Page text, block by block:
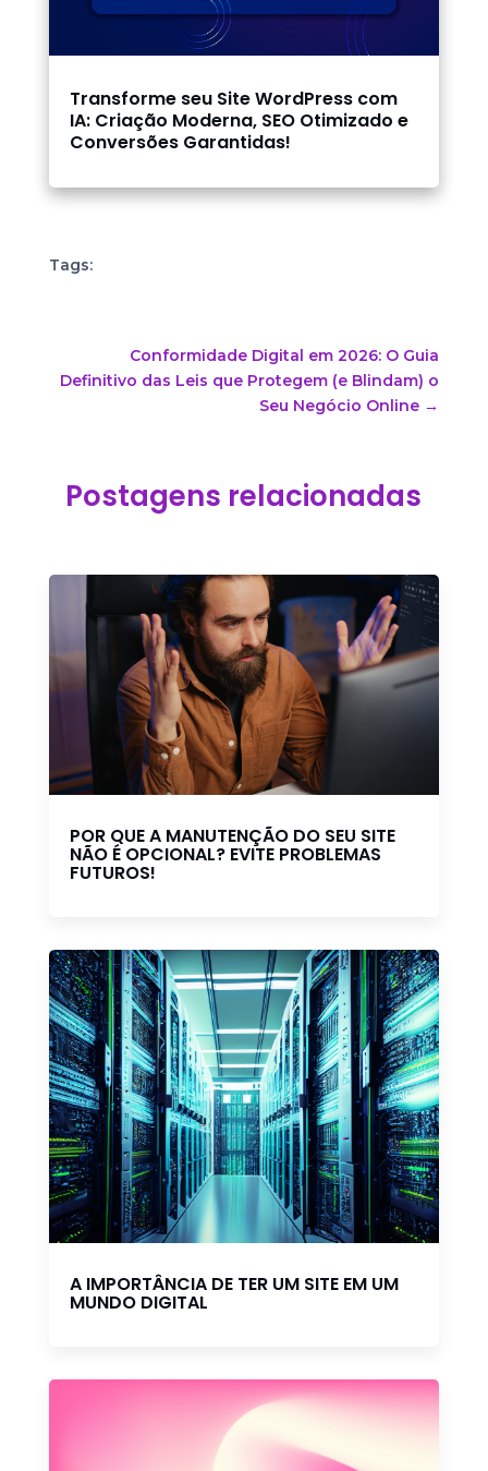
Transforme seu Site WordPress com
IA: Criação Moderna, SEO Otimizado e
Conversões Garantidas!
Tags:
Conformidade Digital em 2026: O Guia
Definitivo das Leis que Protegem (e Blindam) o
Seu Negócio Online →
Postagens relacionadas
POR QUE A MANUTENÇÃO DO SEU SITE
NÃO É OPCIONAL? EVITE PROBLEMAS
FUTUROS!
A IMPORTÂNCIA DE TER UM SITE EM UM
MUNDO DIGITAL